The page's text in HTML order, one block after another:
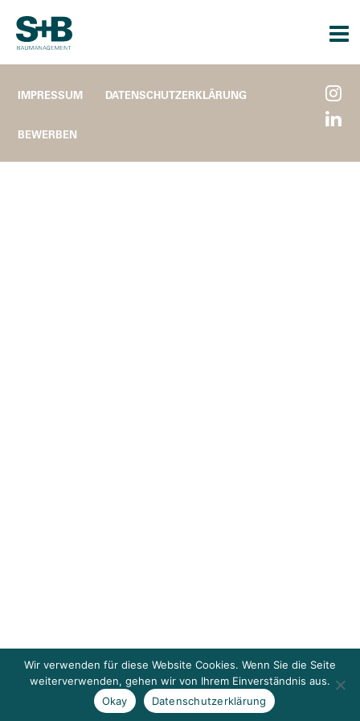
IMPRESSUM DATENSCHUTZERKLÄRUNG
BEWERBEN
Wir verwenden für diese Website Cookies. Wenn Sie die Seite
weiterverwenden, gehen wir von Ihrem Einverständnis aus.
Okay
Datenschutzerklärung